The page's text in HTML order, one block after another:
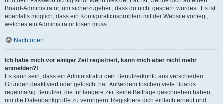
Board-Administrator, um sicherzugehen, dass du nicht gesperrt wurdest. Es ist
ebenfalls möglich, dass ein Konfigurationsproblem mit der Website vorliegt,
welches ein Administrator lösen muss.
Nach oben
Ich habe mich vor einiger Zeit registriert, kann mich aber nicht mehr
anmelden?!
Es kann sein, dass ein Administrator dein Benutzerkonto aus verschieden
Gründen deaktiviert oder gelöscht hat. Außerdem löschen viele Boards
regelmäßig Benutzer, die für längere Zeit keine Beiträge geschrieben haben,
um die Datenbankgröße zu verringern. Registriere dich einfach erneut und